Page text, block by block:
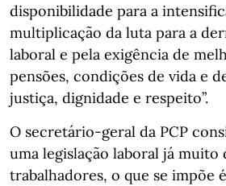
disponibilidade para a
multiplicação da luta para a
laboral e pela exigência de
pensões, condições de vida e
justiça, dignidade e respeito”.
O secretário-geral da PCP
uma legislação laboral já muito
trabalhadores, o que se impõe